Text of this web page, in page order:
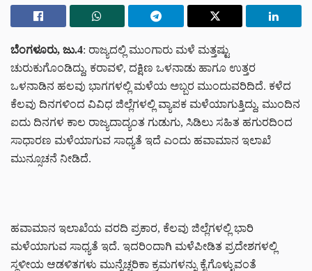
ಬೆಂಗಳೂರು, ಜು.4: ರಾಜ್ಯದಲ್ಲಿ ಮುಂಗಾರು ಮಳೆ ಮತ್ತಷ್ಟು
ಚುರುಕುಗೊಂಡಿದ್ದು, ಕರಾವಳಿ, ದಕ್ಷಿಣ ಒಳನಾಡು ಹಾಗೂ ಉತ್ತರ
ಒಳನಾಡಿನ ಹಲವು ಭಾಗಗಳಲ್ಲಿ ಮಳೆಯ ಅಬ್ಬರ ಮುಂದುವರಿದಿದೆ. ಕಳೆದ
ಕೆಲವು ದಿನಗಳಿಂದ ವಿವಿಧ ಜಿಲ್ಲೆಗಳಲ್ಲಿ ವ್ಯಾಪಕ ಮಳೆಯಾಗುತ್ತಿದ್ದು, ಮುಂದಿನ
ಐದು ದಿನಗಳ ಕಾಲ ರಾಜ್ಯದಾದ್ಯಂತ ಗುಡುಗು, ಸಿಡಿಲು ಸಹಿತ ಹಗುರದಿಂದ
ಸಾಧಾರಣ ಮಳೆಯಾಗುವ ಸಾಧ್ಯತೆ ಇದೆ ಎಂದು ಹವಾಮಾನ ಇಲಾಖೆ
ಮುನ್ಸೂಚನೆ ನೀಡಿದೆ.
ಹವಾಮಾನ ಇಲಾಖೆಯ ವರದಿ ಪ್ರಕಾರ, ಕೆಲವು ಜಿಲ್ಲೆಗಳಲ್ಲಿ ಭಾರಿ
ಮಳೆಯಾಗುವ ಸಾಧ್ಯತೆ ಇದೆ. ಇದರಿಂದಾಗಿ ಮಳೆಪೀಡಿತ ಪ್ರದೇಶಗಳಲ್ಲಿ
ಸ್ಥಳೀಯ ಆಡಳಿತಗಳು ಮುನ್ನೆಚ್ಚರಿಕಾ ಕ್ರಮಗಳನ್ನು ಕೈಗೊಳ್ಳುವಂತೆ